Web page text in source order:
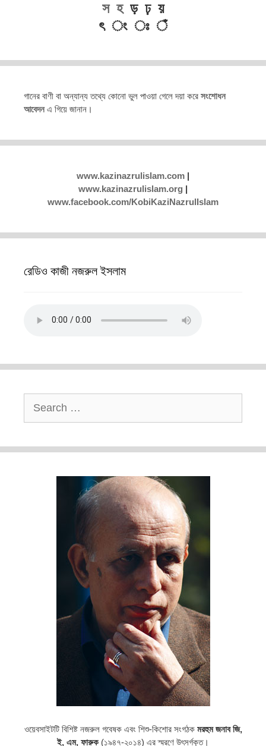
স হড় ঢ় য়
ৎ ং ঃ ঁ
গানের বাণী বা অন্যান্য তথ্যে কোনো ভুল পাওয়া গেলে দয়া করে সংশোধন
আবেদনএ গিয়ে জানান।
www.kazinazrulislam.com |
www.kazinazrulislam.org |
www.facebook.com/KobiKaziNazrulIslam
রেডিও কাজী নজরুল ইসলাম
for:
ওয়েবসাইটটি বিশিষ্ট নজরুল গবেষক এবং শিশু-কিশোর সংগঠকমরহুম জনাব জি,
ই, এম, ফারুক (১৯৪৭-২০১৪) এর স্মরণে উৎসর্গকৃত।